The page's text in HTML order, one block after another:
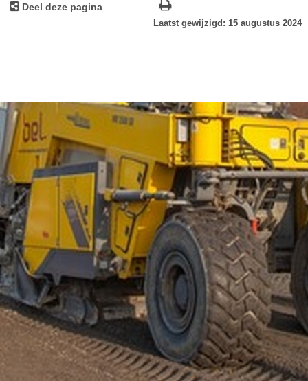
Deel deze pagina
Laatst gewijzigd: 15 augustus 2024